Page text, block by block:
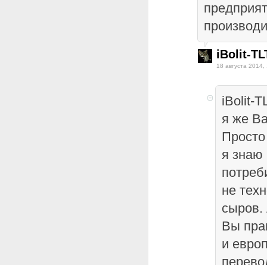
iBolit-
18 августа 2014,
iBolit-
я же
я знаю
не
сыров.
Вы
и